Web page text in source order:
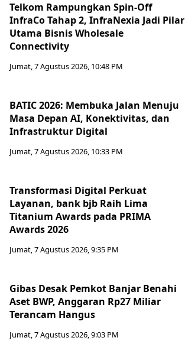
Telkom Rampungkan Spin-Off
InfraCo Tahap 2, InfraNexia Jadi Pilar
Utama Bisnis Wholesale
Connectivity
Jumat, 7 Agustus 2026, 10:48 PM
BATIC 2026: Membuka Jalan Menuju
Masa Depan AI, Konektivitas, dan
Infrastruktur Digital
Jumat, 7 Agustus 2026, 10:33 PM
Transformasi Digital Perkuat
Layanan, bank bjb Raih Lima
Titanium Awards pada PRIMA
Awards 2026
Jumat, 7 Agustus 2026, 9:35 PM
Gibas Desak Pemkot Banjar Benahi
Aset BWP, Anggaran Rp27 Miliar
Terancam Hangus
Jumat, 7 Agustus 2026, 9:03 PM